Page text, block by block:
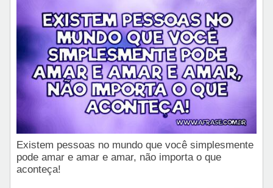
Existem pessoas no mundo que você simplesmente
pode amar e amar e amar, não importa o que
aconteça!